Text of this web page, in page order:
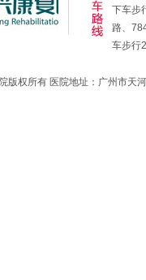
下车步
路、
车步行
版权所有 医院地址：广州市天